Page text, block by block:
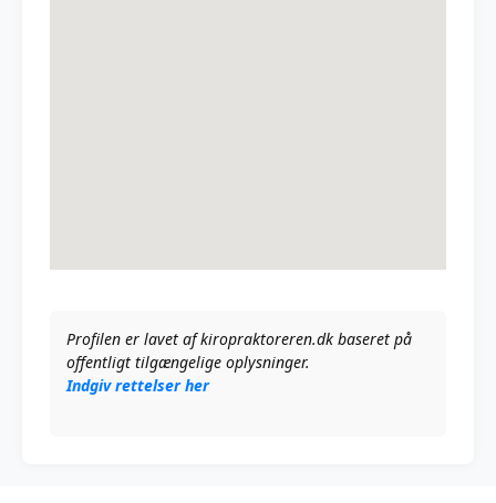
Profilen er lavet af kiropraktoreren.dk baseret på
offentligt tilgængelige oplysninger.
Indgiv rettelser her